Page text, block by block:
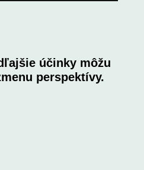
účinky môžu
perspektívy.